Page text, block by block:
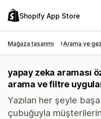
Shopify App Store
Mağaza tasarımı Arama ve
yapay zeka araması
arama ve filtre
Yazılan her şeyle
çubuğuyla müşterilerin